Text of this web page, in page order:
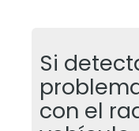
jumbotron
Si
con el